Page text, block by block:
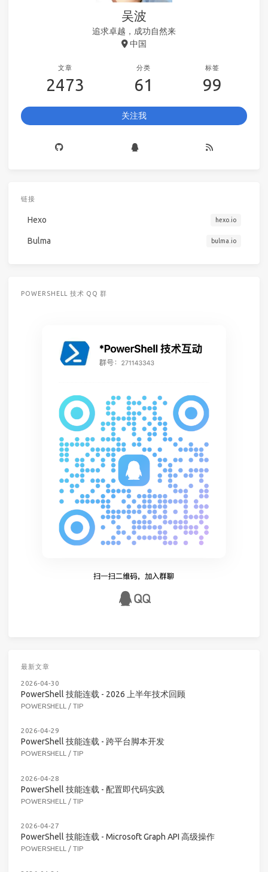
吴波
追求卓越，成功自然来
中国
文章
2473
分类
61
标签
99
关注我
链接
Hexo hexo.io
Bulma bulma.io
POWERSHELL 技术 QQ 群
最新文章
2026-04-30
PowerShell 技能连载 - 2026 上半年技术回顾
POWERSHELL / TIP
2026-04-29
PowerShell 技能连载 - 跨平台脚本开发
POWERSHELL / TIP
2026-04-28
PowerShell 技能连载 - 配置即代码实践
POWERSHELL / TIP
2026-04-27
PowerShell 技能连载 - Microsoft Graph API 高级操作
POWERSHELL / TIP